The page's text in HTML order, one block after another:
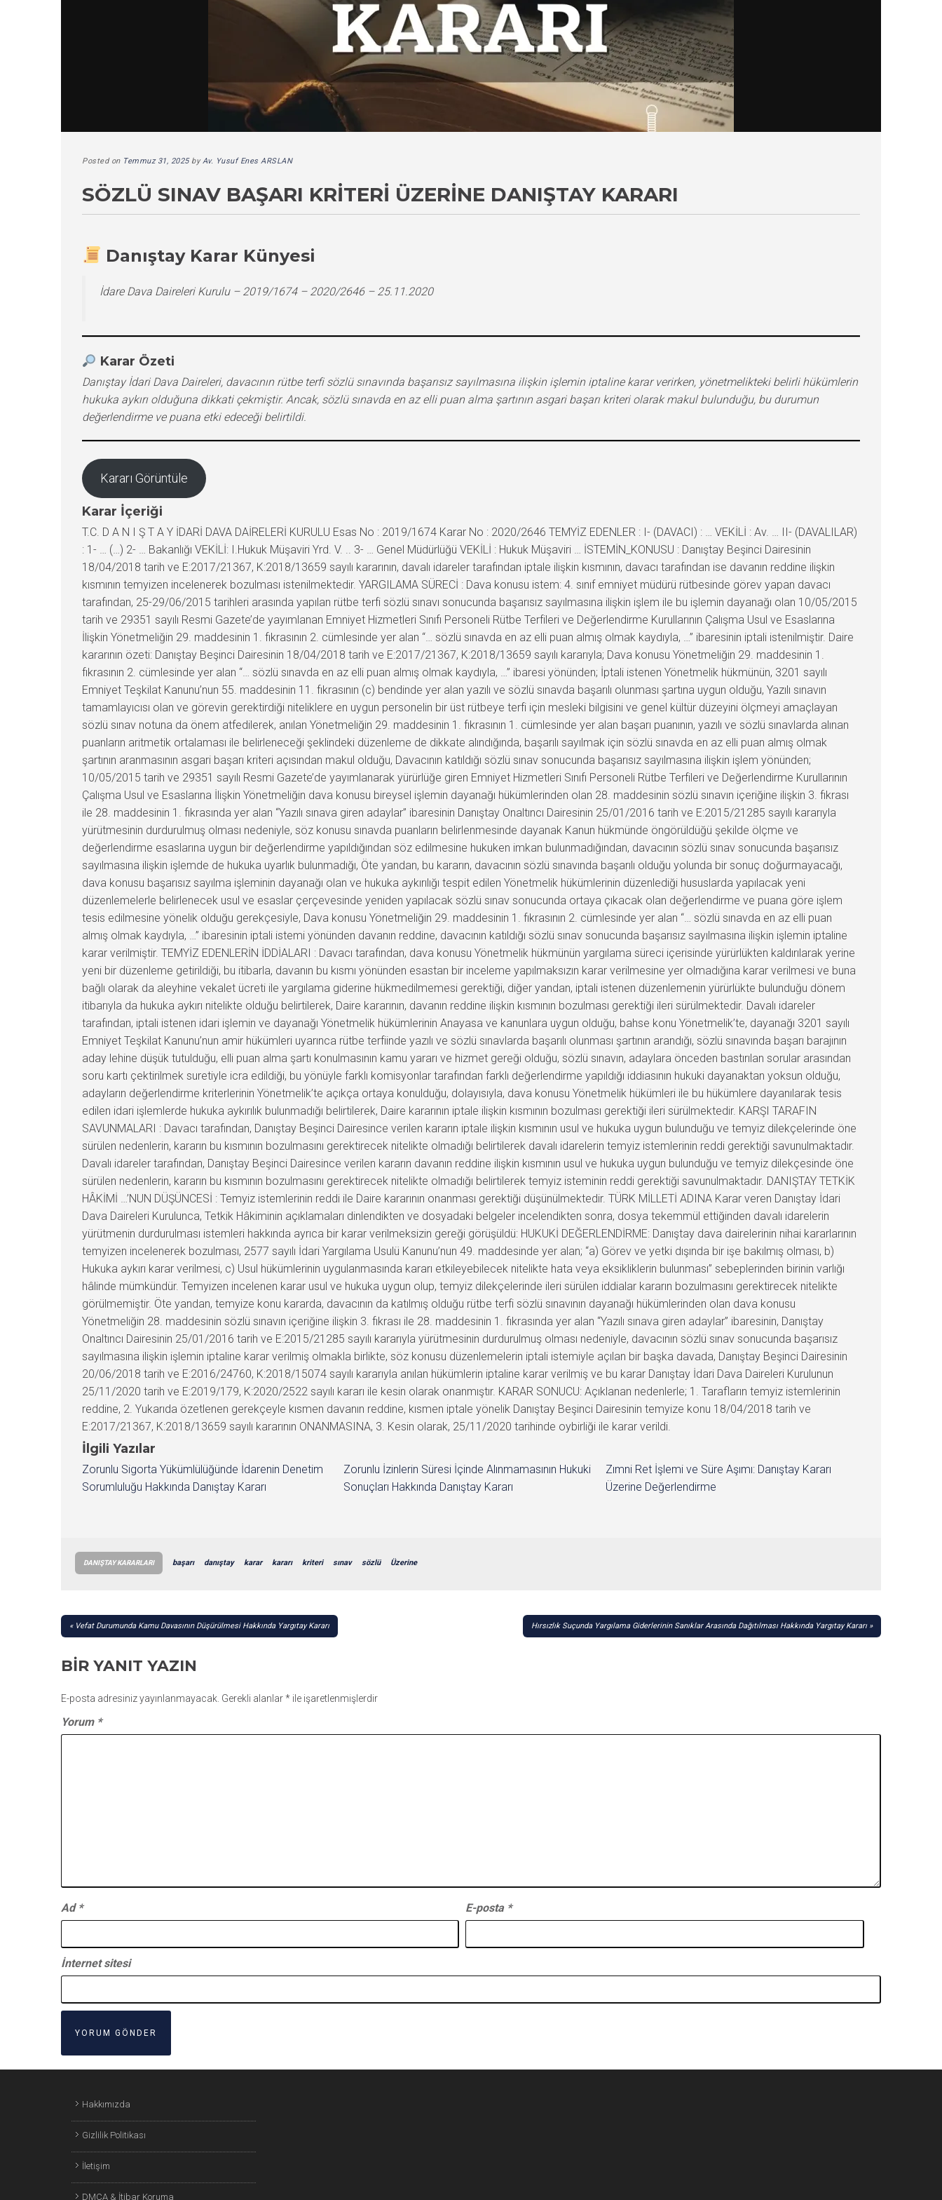
Posted on Temmuz 31, 2025byAv. Yusuf Enes ARSLAN
SÖZLÜ SINAV BAŞARI KRITERI ÜZERINE DANIŞTAY KARARI
Danıştay Karar Künyesi
İdare Dava Daireleri Kurulu – 2019/1674 – 2020/2646 – 25.11.2020
Karar Özeti
Danıştay İdari Dava Daireleri, davacının rütbe terfi sözlü sınavında başarısız sayılmasına ilişkin işlemin iptaline karar verirken, yönetmelikteki belirli hükümlerin
hukuka aykırı olduğuna dikkati çekmiştir. Ancak, sözlü sınavda en az elli puan alma şartının asgari başarı kriteri olarak makul bulunduğu, bu durumun
değerlendirme ve puana etki edeceği belirtildi.
Kararı Görüntüle
Karar İçeriği
T.C. D A N I Ş T A Y İDARİ DAVA DAİRELERİ KURULU Esas No : 2019/1674 Karar No : 2020/2646 TEMYİZ EDENLER : I- (DAVACI) : … VEKİLİ : Av. … II- (DAVALILAR)
: 1- … (…) 2- … Bakanlığı VEKİLİ: I.Hukuk Müşaviri Yrd. V. .. 3- … Genel Müdürlüğü VEKİLİ : Hukuk Müşaviri … İSTEMİN_KONUSU : Danıştay Beşinci Dairesinin
18/04/2018 tarih ve E:2017/21367, K:2018/13659 sayılı kararının, davalı idareler tarafından iptale ilişkin kısmının, davacı tarafından ise davanın reddine ilişkin
kısmının temyizen incelenerek bozulması istenilmektedir. YARGILAMA SÜRECİ : Dava konusu istem: 4. sınıf emniyet müdürü rütbesinde görev yapan davacı
tarafından, 25-29/06/2015 tarihleri arasında yapılan rütbe terfi sözlü sınavı sonucunda başarısız sayılmasına ilişkin işlem ile bu işlemin dayanağı olan 10/05/2015
tarih ve 29351 sayılı Resmi Gazete’de yayımlanan Emniyet Hizmetleri Sınıfı Personeli Rütbe Terfileri ve Değerlendirme Kurullarının Çalışma Usul ve Esaslarına
İlişkin Yönetmeliğin 29. maddesinin 1. fıkrasının 2. cümlesinde yer alan “… sözlü sınavda en az elli puan almış olmak kaydıyla, …” ibaresinin iptali istenilmiştir. Daire
kararının özeti: Danıştay Beşinci Dairesinin 18/04/2018 tarih ve E:2017/21367, K:2018/13659 sayılı kararıyla; Dava konusu Yönetmeliğin 29. maddesinin 1.
fıkrasının 2. cümlesinde yer alan “… sözlü sınavda en az elli puan almış olmak kaydıyla, …” ibaresi yönünden; İptali istenen Yönetmelik hükmünün, 3201 sayılı
Emniyet Teşkilat Kanunu’nun 55. maddesinin 11. fıkrasının (c) bendinde yer alan yazılı ve sözlü sınavda başarılı olunması şartına uygun olduğu, Yazılı sınavın
tamamlayıcısı olan ve görevin gerektirdiği niteliklere en uygun personelin bir üst rütbeye terfi için mesleki bilgisini ve genel kültür düzeyini ölçmeyi amaçlayan
sözlü sınav notuna da önem atfedilerek, anılan Yönetmeliğin 29. maddesinin 1. fıkrasının 1. cümlesinde yer alan başarı puanının, yazılı ve sözlü sınavlarda alınan
puanların aritmetik ortalaması ile belirleneceği şeklindeki düzenleme de dikkate alındığında, başarılı sayılmak için sözlü sınavda en az elli puan almış olmak
şartının aranmasının asgari başarı kriteri açısından makul olduğu, Davacının katıldığı sözlü sınav sonucunda başarısız sayılmasına ilişkin işlem yönünden;
10/05/2015 tarih ve 29351 sayılı Resmi Gazete’de yayımlanarak yürürlüğe giren Emniyet Hizmetleri Sınıfı Personeli Rütbe Terfileri ve Değerlendirme Kurullarının
Çalışma Usul ve Esaslarına İlişkin Yönetmeliğin dava konusu bireysel işlemin dayanağı hükümlerinden olan 28. maddesinin sözlü sınavın içeriğine ilişkin 3. fıkrası
ile 28. maddesinin 1. fıkrasında yer alan “Yazılı sınava giren adaylar” ibaresinin Danıştay Onaltıncı Dairesinin 25/01/2016 tarih ve E:2015/21285 sayılı kararıyla
yürütmesinin durdurulmuş olması nedeniyle, söz konusu sınavda puanların belirlenmesinde dayanak Kanun hükmünde öngörüldüğü şekilde ölçme ve
değerlendirme esaslarına uygun bir değerlendirme yapıldığından söz edilmesine hukuken imkan bulunmadığından, davacının sözlü sınav sonucunda başarısız
sayılmasına ilişkin işlemde de hukuka uyarlık bulunmadığı, Öte yandan, bu kararın, davacının sözlü sınavında başarılı olduğu yolunda bir sonuç doğurmayacağı,
dava konusu başarısız sayılma işleminin dayanağı olan ve hukuka aykırılığı tespit edilen Yönetmelik hükümlerinin düzenlediği hususlarda yapılacak yeni
düzenlemelerle belirlenecek usul ve esaslar çerçevesinde yeniden yapılacak sözlü sınav sonucunda ortaya çıkacak olan değerlendirme ve puana göre işlem
tesis edilmesine yönelik olduğu gerekçesiyle, Dava konusu Yönetmeliğin 29. maddesinin 1. fıkrasının 2. cümlesinde yer alan “… sözlü sınavda en az elli puan
almış olmak kaydıyla, …” ibaresinin iptali istemi yönünden davanın reddine, davacının katıldığı sözlü sınav sonucunda başarısız sayılmasına ilişkin işlemin iptaline
karar verilmiştir. TEMYİZ EDENLERİN İDDİALARI : Davacı tarafından, dava konusu Yönetmelik hükmünün yargılama süreci içerisinde yürürlükten kaldırılarak yerine
yeni bir düzenleme getirildiği, bu itibarla, davanın bu kısmı yönünden esastan bir inceleme yapılmaksızın karar verilmesine yer olmadığına karar verilmesi ve buna
bağlı olarak da aleyhine vekalet ücreti ile yargılama giderine hükmedilmemesi gerektiği, diğer yandan, iptali istenen düzenlemenin yürürlükte bulunduğu dönem
itibarıyla da hukuka aykırı nitelikte olduğu belirtilerek, Daire kararının, davanın reddine ilişkin kısmının bozulması gerektiği ileri sürülmektedir. Davalı idareler
tarafından, iptali istenen idari işlemin ve dayanağı Yönetmelik hükümlerinin Anayasa ve kanunlara uygun olduğu, bahse konu Yönetmelik’te, dayanağı 3201 sayılı
Emniyet Teşkilat Kanunu’nun amir hükümleri uyarınca rütbe terfiinde yazılı ve sözlü sınavlarda başarılı olunması şartının arandığı, sözlü sınavında başarı barajının
aday lehine düşük tutulduğu, elli puan alma şartı konulmasının kamu yararı ve hizmet gereği olduğu, sözlü sınavın, adaylara önceden bastırılan sorular arasından
soru kartı çektirilmek suretiyle icra edildiği, bu yönüyle farklı komisyonlar tarafından farklı değerlendirme yapıldığı iddiasının hukuki dayanaktan yoksun olduğu,
adayların değerlendirme kriterlerinin Yönetmelik’te açıkça ortaya konulduğu, dolayısıyla, dava konusu Yönetmelik hükümleri ile bu hükümlere dayanılarak tesis
edilen idari işlemlerde hukuka aykırılık bulunmadığı belirtilerek, Daire kararının iptale ilişkin kısmının bozulması gerektiği ileri sürülmektedir. KARŞI TARAFIN
SAVUNMALARI : Davacı tarafından, Danıştay Beşinci Dairesince verilen kararın iptale ilişkin kısmının usul ve hukuka uygun bulunduğu ve temyiz dilekçelerinde öne
sürülen nedenlerin, kararın bu kısmının bozulmasını gerektirecek nitelikte olmadığı belirtilerek davalı idarelerin temyiz istemlerinin reddi gerektiği savunulmaktadır.
Davalı idareler tarafından, Danıştay Beşinci Dairesince verilen kararın davanın reddine ilişkin kısmının usul ve hukuka uygun bulunduğu ve temyiz dilekçesinde öne
sürülen nedenlerin, kararın bu kısmının bozulmasını gerektirecek nitelikte olmadığı belirtilerek temyiz isteminin reddi gerektiği savunulmaktadır. DANIŞTAY TETKİK
HÂKİMİ …’NUN DÜŞÜNCESİ : Temyiz istemlerinin reddi ile Daire kararının onanması gerektiği düşünülmektedir. TÜRK MİLLETİ ADINA Karar veren Danıştay İdari
Dava Daireleri Kurulunca, Tetkik Hâkiminin açıklamaları dinlendikten ve dosyadaki belgeler incelendikten sonra, dosya tekemmül ettiğinden davalı idarelerin
yürütmenin durdurulması istemleri hakkında ayrıca bir karar verilmeksizin gereği görüşüldü: HUKUKİ DEĞERLENDİRME: Danıştay dava dairelerinin nihai kararlarının
temyizen incelenerek bozulması, 2577 sayılı İdari Yargılama Usulü Kanunu’nun 49. maddesinde yer alan; “a) Görev ve yetki dışında bir işe bakılmış olması, b)
Hukuka aykırı karar verilmesi, c) Usul hükümlerinin uygulanmasında kararı etkileyebilecek nitelikte hata veya eksikliklerin bulunması” sebeplerinden birinin varlığı
hâlinde mümkündür. Temyizen incelenen karar usul ve hukuka uygun olup, temyiz dilekçelerinde ileri sürülen iddialar kararın bozulmasını gerektirecek nitelikte
görülmemiştir. Öte yandan, temyize konu kararda, davacının da katılmış olduğu rütbe terfi sözlü sınavının dayanağı hükümlerinden olan dava konusu
Yönetmeliğin 28. maddesinin sözlü sınavın içeriğine ilişkin 3. fıkrası ile 28. maddesinin 1. fıkrasında yer alan “Yazılı sınava giren adaylar” ibaresinin, Danıştay
Onaltıncı Dairesinin 25/01/2016 tarih ve E:2015/21285 sayılı kararıyla yürütmesinin durdurulmuş olması nedeniyle, davacının sözlü sınav sonucunda başarısız
sayılmasına ilişkin işlemin iptaline karar verilmiş olmakla birlikte, söz konusu düzenlemelerin iptali istemiyle açılan bir başka davada, Danıştay Beşinci Dairesinin
20/06/2018 tarih ve E:2016/24760, K:2018/15074 sayılı kararıyla anılan hükümlerin iptaline karar verilmiş ve bu karar Danıştay İdari Dava Daireleri Kurulunun
25/11/2020 tarih ve E:2019/179, K:2020/2522 sayılı kararı ile kesin olarak onanmıştır. KARAR SONUCU: Açıklanan nedenlerle; 1. Tarafların temyiz istemlerinin
reddine, 2. Yukarıda özetlenen gerekçeyle kısmen davanın reddine, kısmen iptale yönelik Danıştay Beşinci Dairesinin temyize konu 18/04/2018 tarih ve
E:2017/21367, K:2018/13659 sayılı kararının ONANMASINA, 3. Kesin olarak, 25/11/2020 tarihinde oybirliği ile karar verildi.
İlgili Yazılar
Zorunlu Sigorta Yükümlülüğünde İdarenin Denetim
Sorumluluğu Hakkında Danıştay Kararı
Zorunlu İzinlerin Süresi İçinde Alınmamasının Hukuki
Sonuçları Hakkında Danıştay Kararı
Zımni Ret İşlemi ve Süre Aşımı: Danıştay Kararı
Üzerine Değerlendirme
DANIŞTAY KARARLARI başarı danıştay karar kararı kriteri sınav sözlü Üzerine
YAZI
Vefat Durumunda Kamu Davasının Düşürülmesi Hakkında Yargıtay Kararı Hırsızlık Suçunda Yargılama Giderlerinin Sanıklar Arasında Dağıtılması Hakkında Yargıtay Kararı
BIR YANIT YAZIN
E-posta adresiniz yayınlanmayacak. Gerekli alanlar* ile işaretlenmişlerdir
Yorum *
Ad * E-posta *
İnternet sitesi
Hakkımızda
Gizlilik Politikası
İletişim
DMCA & İtibar Koruma